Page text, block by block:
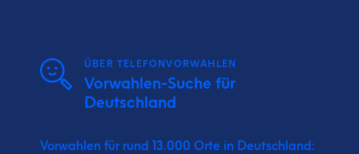
ÜBER TELEFONVORWAHLEN
Vorwahlen-Suche für
Deutschland
Vorwahlen für rund 13.000 Orte in Deutschland: